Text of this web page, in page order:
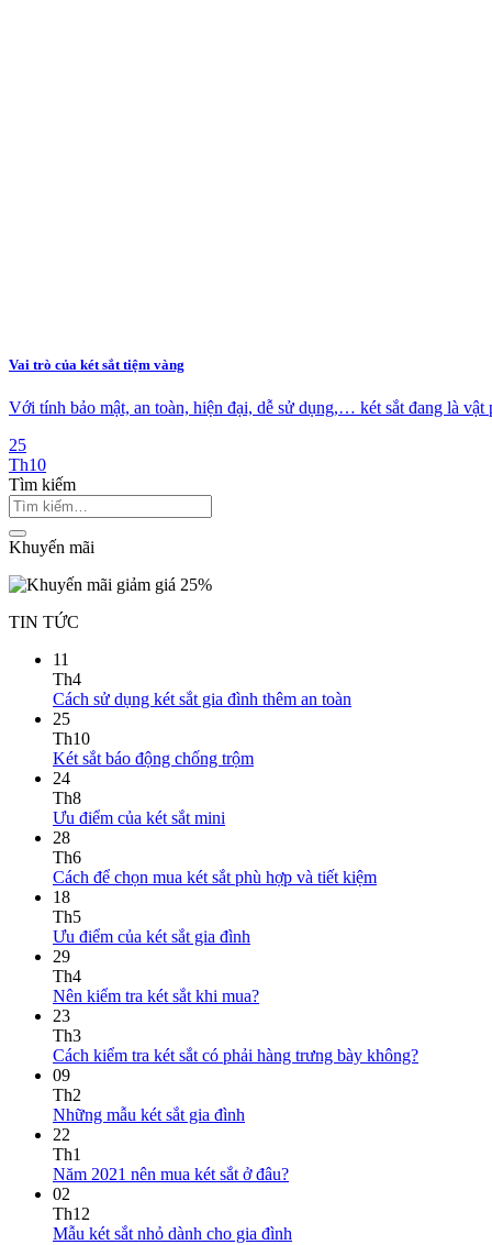
Vai trò của két sắt tiệm vàng
Với tính bảo mật, an toàn, hiện đại, dễ sử dụng,… két sắt đang là
25
Th10
Tìm kiếm
Khuyến mãi
TIN TỨC
11
Th4
Cách sử dụng két sắt gia đình thêm an toàn
25
Th10
Két sắt báo động chống trộm
24
Th8
Ưu điểm của két sắt mini
28
Th6
Cách để chọn mua két sắt phù hợp và tiết kiệm
18
Th5
Ưu điểm của két sắt gia đình
29
Th4
Nên kiểm tra két sắt khi mua?
23
Th3
Cách kiểm tra két sắt có phải hàng trưng bày không?
09
Th2
Những mẫu két sắt gia đình
22
Th1
Năm 2021 nên mua két sắt ở đâu?
02
Th12
Mẫu két sắt nhỏ dành cho gia đình